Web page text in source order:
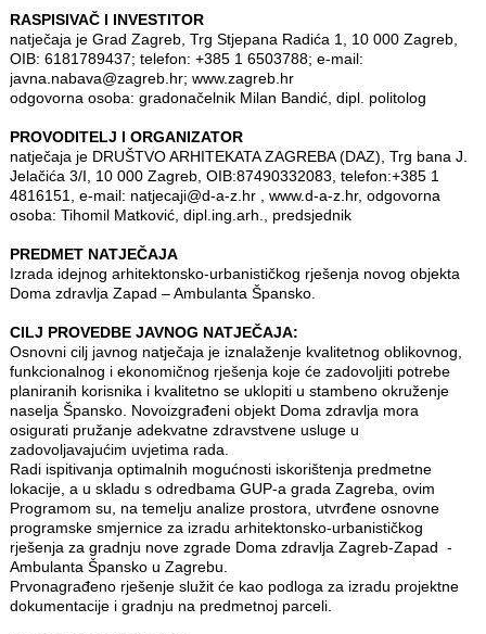
RASPISIVAČ I INVESTITOR
natječaja je Grad Zagreb, Trg Stjepana Radića 1, 10 000 Zagreb,
OIB: 6181789437; telefon: +385 1 6503788; e-mail:
javna.nabava@zagreb.hr; www.zagreb.hr
odgovorna osoba: gradonačelnik Milan Bandić, dipl. politolog
PROVODITELJ I ORGANIZATOR
natječaja je DRUŠTVO ARHITEKATA ZAGREBA (DAZ), Trg bana J.
Jelačića 3/I, 10 000 Zagreb, OIB:87490332083, telefon:+385 1
4816151, e-mail: natjecaji@d-a-z.hr , www.d-a-z.hr, odgovorna
osoba: Tihomil Matković, dipl.ing.arh., predsjednik
PREDMET NATJEČAJA
Izrada idejnog arhitektonsko-urbanističkog rješenja novog objekta
Doma zdravlja Zapad – Ambulanta Špansko.
CILJ PROVEDBE JAVNOG NATJEČAJA:
Osnovni cilj javnog natječaja je iznalaženje kvalitetnog oblikovnog,
funkcionalnog i ekonomičnog rješenja koje će zadovoljiti potrebe
planiranih korisnika i kvalitetno se uklopiti u stambeno okruženje
naselja Špansko. Novoizgrađeni objekt Doma zdravlja mora
osigurati pružanje adekvatne zdravstvene usluge u
zadovoljavajućim uvjetima rada.
Radi ispitivanja optimalnih mogućnosti iskorištenja predmetne
lokacije, a u skladu s odredbama GUP-a grada Zagreba, ovim
Programom su, na temelju analize prostora, utvrđene osnovne
programske smjernice za izradu arhitektonsko-urbanističkog
rješenja za gradnju nove zgrade Doma zdravlja Zagreb-Zapad -
Ambulanta Špansko u Zagrebu.
Prvonagrađeno rješenje služit će kao podloga za izradu projektne
dokumentacije i gradnju na predmetnoj parceli.